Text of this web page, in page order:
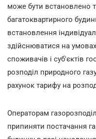
може бути встановлено
багатоквартирного
встановлення
здійснюватися на
споживачів і суб'єктів
розподіл природного
рахунок тарифу на
Операторам
припиняти постачання